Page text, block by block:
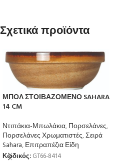
Σχετικά προϊόντα
ΜΠΟΛ ΣΤΟΙΒΑΖΟΜΕΝΟ SAHARA
14 CM
Ντιπάκια-Μπωλάκια,Πορσελάνες,
Πορσελάνες Χρωματιστές,Σειρά
Sahara,Επιτραπέζια Είδη
Κωδικός: GT66-8414